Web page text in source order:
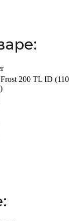
200 TL ID (110